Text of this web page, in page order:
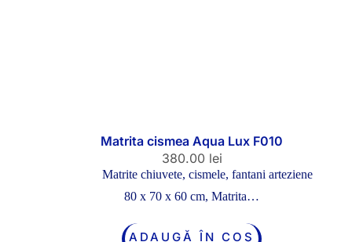
Matrita cismea Aqua Lux F010
380.00 lei
Matrite chiuvete, cismele, fantani arteziene
80 x 70 x 60 cm, Matrita…
ADAUGĂ ÎN COȘ